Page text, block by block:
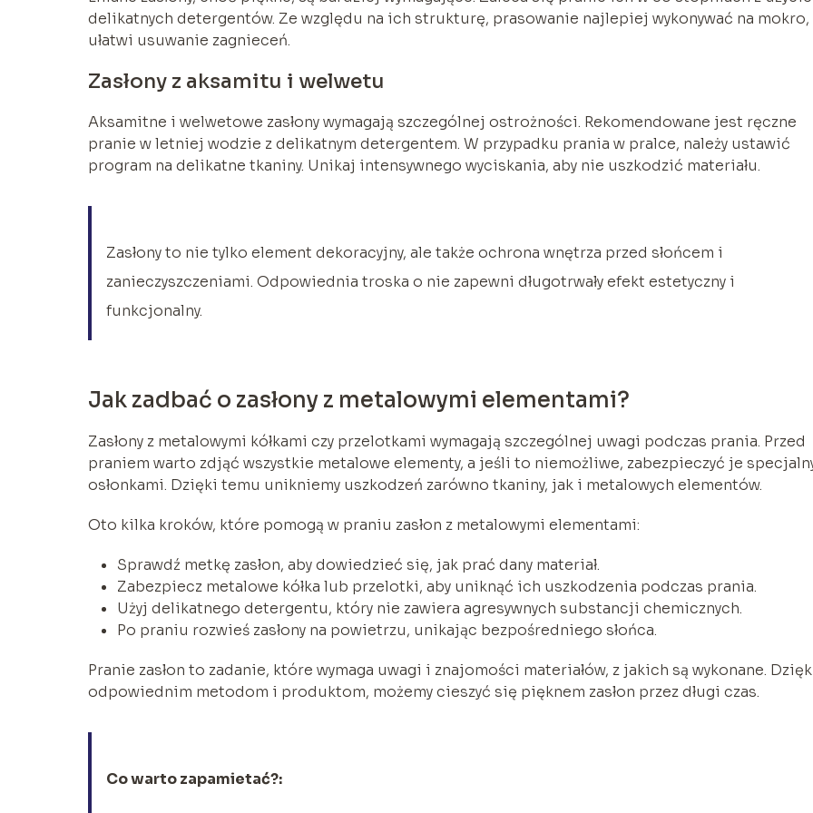
delikatnych detergentów. Ze względu na ich strukturę, prasowanie najlepiej wykonywać na
ułatwi usuwanie zagnieceń.
Zasłony z aksamitu i welwetu
Aksamitne i welwetowe zasłony wymagają szczególnej ostrożności. Rekomendowane jest ręczne
pranie w letniej wodzie z delikatnym detergentem. W przypadku prania w pralce, należy ustawić
program na delikatne tkaniny. Unikaj intensywnego wyciskania, aby nie uszkodzić materiału.
Zasłony to nie tylko element dekoracyjny, ale także ochrona wnętrza przed słońcem i
zanieczyszczeniami. Odpowiednia troska o nie zapewni długotrwały efekt estetyczny i
funkcjonalny.
Jak zadbać o zasłony z metalowymi elementami?
Zasłony z metalowymi kółkami czy przelotkami wymagają szczególnej uwagi podczas prania. Przed
praniem warto zdjąć wszystkie metalowe elementy, a jeśli to niemożliwe, zabezpieczyć je
osłonkami. Dzięki temu unikniemy uszkodzeń zarówno tkaniny, jak i metalowych elementów.
Oto kilka kroków, które pomogą w praniu zasłon z metalowymi elementami:
Sprawdź metkę zasłon, aby dowiedzieć się, jak prać dany materiał.
Zabezpiecz metalowe kółka lub przelotki, aby uniknąć ich uszkodzenia podczas prania.
Użyj delikatnego detergentu, który nie zawiera agresywnych substancji chemicznych.
Po praniu rozwieś zasłony na powietrzu, unikając bezpośredniego słońca.
Pranie zasłon to zadanie, które wymaga uwagi i znajomości materiałów, z jakich są wykonane.
odpowiednim metodom i produktom, możemy cieszyć się pięknem zasłon przez długi czas.
Co warto zapamietać?: